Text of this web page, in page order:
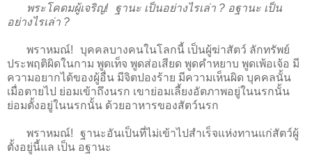
พระโคดมผู้เจริญ! ฐานะ เป็นอย่างไรเล่า ? อฐานะ เป็น
อย่างไรเล่า ?
พราหมณ์! บุคคลบางคนในโลกนี้ เป็นผู้ฆ่าสัตว์ ลักทรัพย์
ประพฤติผิดในกาม พูดเท็จ พูดส่อเสียด พูดคำหยาบ พูดเพ้อเจ้อ มี
ความอยากได้ของผู้อื่น มีจิตปองร้าย มีความเห็นผิด บุคคลนั้น
เมื่อตายไป ย่อมเข้าถึงนรก เขาย่อมเลี้ยงอัตภาพอยู่ในนรกนั้น
ย่อมตั้งอยู่ในนรกนั้น ด้วยอาหารของสัตว์นรก
พราหมณ์! ฐานะอันเป็นที่ไม่เข้าไปสำเร็จแห่งทานแก่สัตว์ผู้
ตั้งอยู่นี้แล เป็น อฐานะ